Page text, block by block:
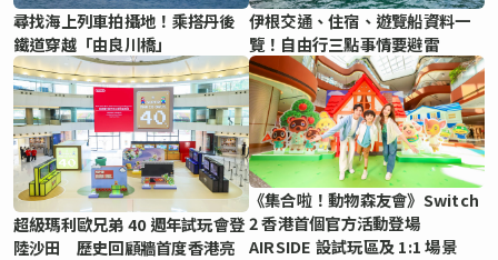
尋找海上列車拍攝地！乘搭丹後
鐵道穿越「由良川橋」
伊根交通、住宿、遊覽船資料一
覽！自由行三點事情要避雷
超級瑪利歐兄弟 40 週年試玩會登
陸沙田 歷史回顧牆首度香港亮
《集合啦！動物森友會》Switch
2 香港首個官方活動登場
AIRSIDE 設試玩區及 1:1 場景